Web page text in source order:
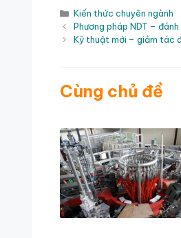
Danh
mục
Kiến thức chuyên ngành
Phương pháp NDT –
Kỹ thuật mới – giảm tác
Cùng chủ đề